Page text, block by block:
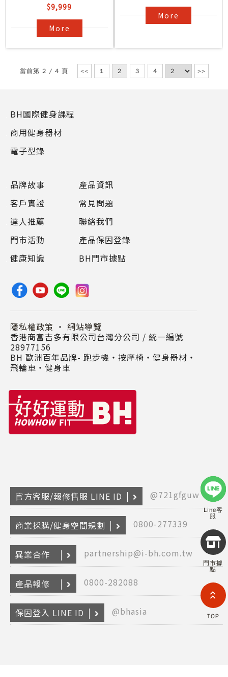
2026
Line客
服
門市據
點
TOP
$9,999
More
More
當前第 2 / 4 頁 << 1 2 3 4 >>
品牌故事
客戶實證
達人推薦
門市活動
健康知識
產品資訊
常見問題
聯絡我們
產品保固登錄
BH門市據點
BH國際健身課程
商用健身器材
電子型錄
隱私權政策 ・ 網站導覽
香港商富吉多有限公司台灣分公司 / 統一編號
28977156
BH 歐洲百年品牌- 跑步機‧按摩椅‧健身器材‧
飛輪車‧健身車
官方客服/報修售服 LINE ID @721gfguw
商業採購/健身空間規劃 0800-277339
異業合作 partnership@i-bh.com.tw
產品報修 0800-282088
保固登入 LINE ID @bhasia